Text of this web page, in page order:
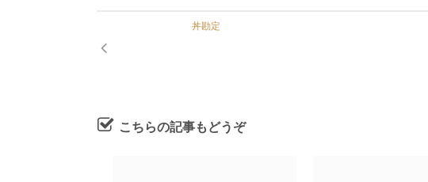
丼勘定
こちらの記事もどうぞ